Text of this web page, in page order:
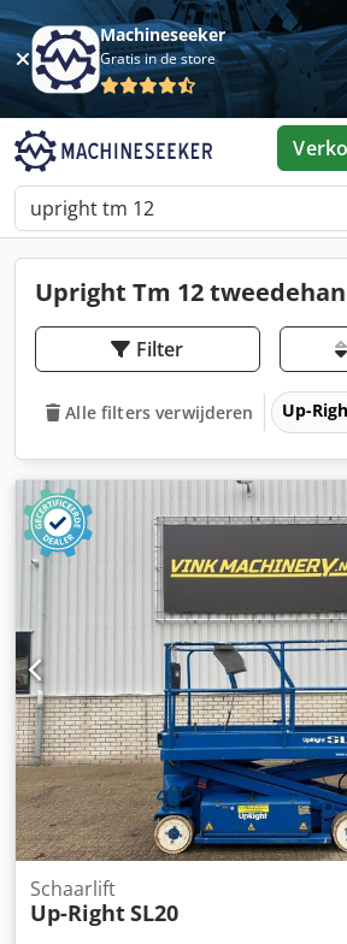
Machineseeker
Gratis in de store
Upright Tm 12
Filter
Alle filters verwijderen Up-
Schaarlift
Up-RightSL20